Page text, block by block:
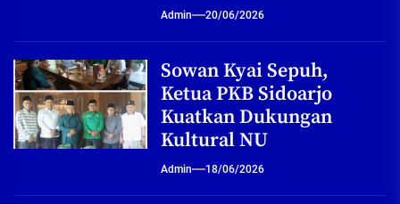
Admin 20/06/2026
Sowan Kyai Sepuh,
Ketua PKB Sidoarjo
Kuatkan Dukungan
Kultural NU
Admin 18/06/2026